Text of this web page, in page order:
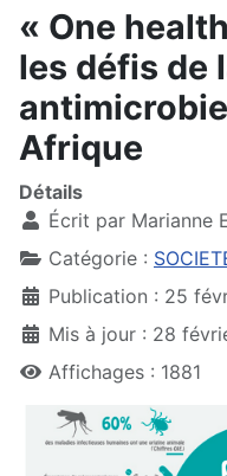
« One
les défis de
Afrique
Détails
Écrit par Marianne
Catégorie :
Publication : 25
Mis à jour : 28
Affichages : 1881